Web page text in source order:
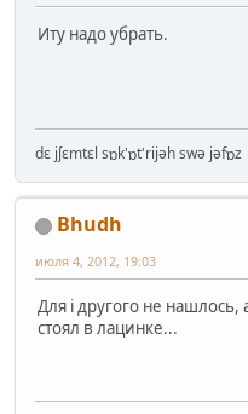
Иту надо убрать.
dɛ jʃɛmtɛl sɒk'ɒt'rijəh swə jəfɒz
Bhudh
июля 4, 2012, 19:03
Для i другого не нашлось,
стоял в лацинке...